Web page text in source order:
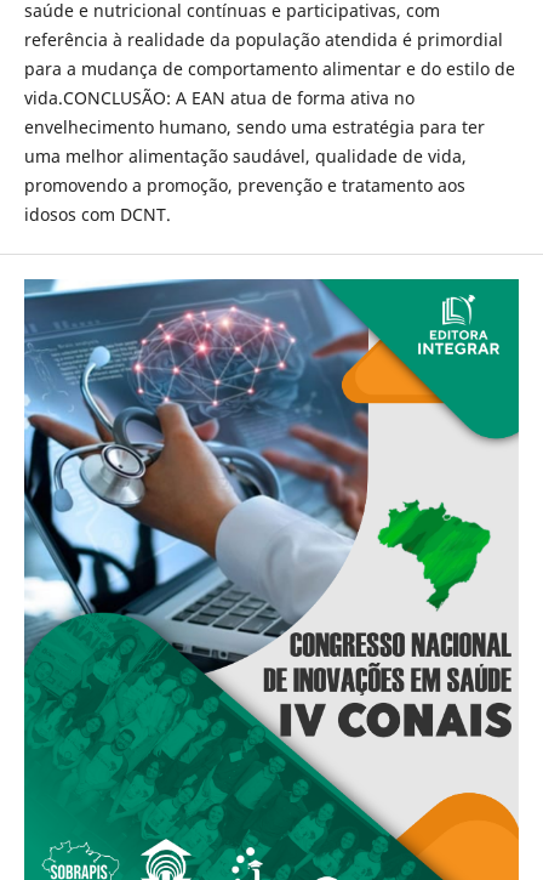
saúde e nutricional contínuas e participativas, com
referência à realidade da população atendida é primordial
para a mudança de comportamento alimentar e do estilo de
vida.CONCLUSÃO: A EAN atua de forma ativa no
envelhecimento humano, sendo uma estratégia para ter
uma melhor alimentação saudável, qualidade de vida,
promovendo a promoção, prevenção e tratamento aos
idosos com DCNT.